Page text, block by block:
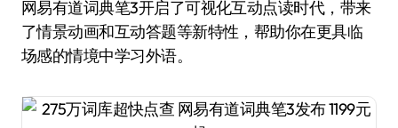
网易有道词典笔3开启了可视化互动点读时代，带来
了情景动画和互动答题等新特性，帮助你在更具临
场感的情境中学习外语。